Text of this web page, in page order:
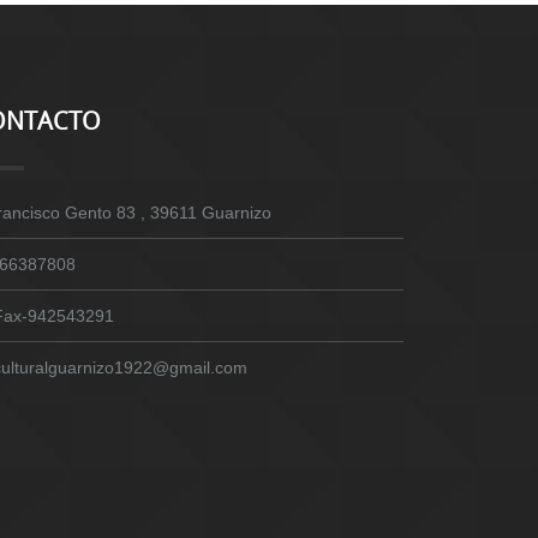
Gento 83 , 39611 Guarnizo
942543291